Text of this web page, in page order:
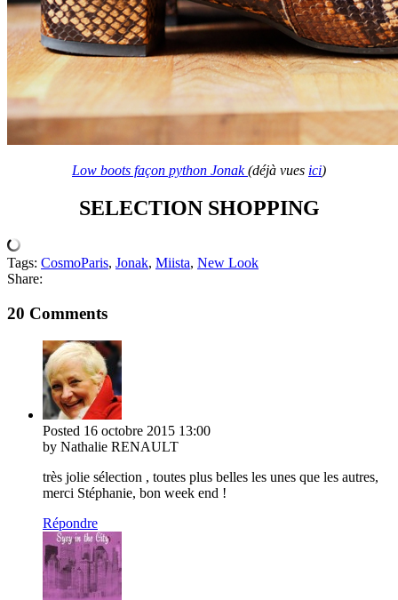
Low boots façon python Jonak(déjà vues ici)
SELECTION SHOPPING
Tags: CosmoParis, Jonak, Miista, New Look
Share:
20 Comments
Posted 16 octobre 2015 13:00
by Nathalie RENAULT
très jolie sélection , toutes plus belles les unes que les autres,
merci Stéphanie, bon week end !
Répondre